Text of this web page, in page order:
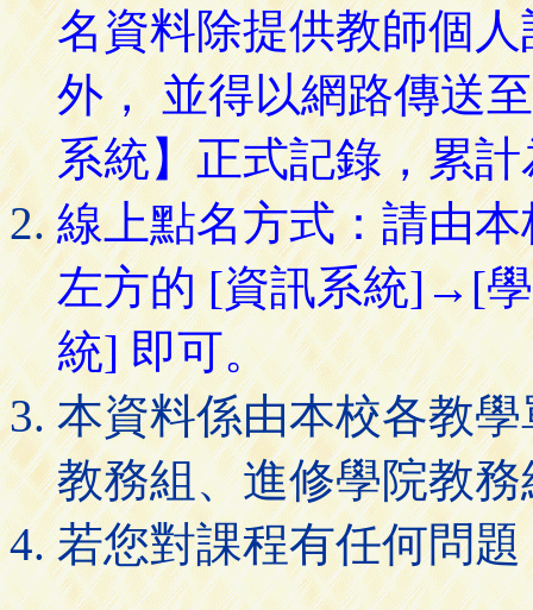
名資料除提供教師個
外， 並得以網路傳送
系統】正式記錄，累
線上點名方式：請由
左方的 [資訊系統]→[
統] 即可。
本資料係由本校各教
教務組、進修學院教
若您對課程有任何問